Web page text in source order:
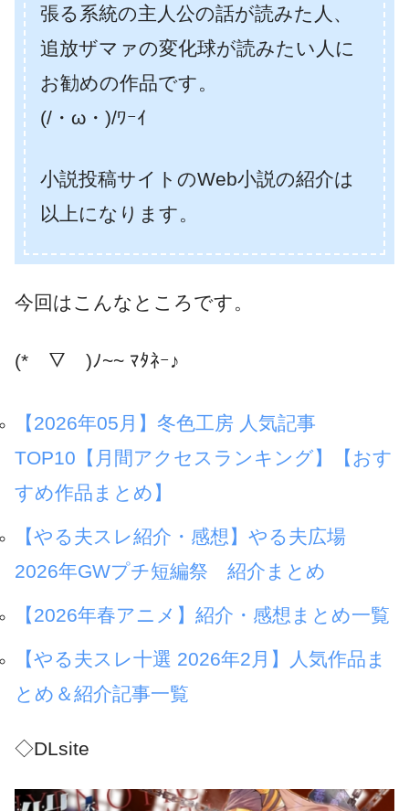
張る系統の主人公の話が読みた人、
追放ザマァの変化球が読みたい人に
お勧めの作品です。
(/・ω・)/ﾜｰｲ
小説投稿サイトのWeb小説の紹介は
以上になります。
今回はこんなところです。
(*￣▽￣)ﾉ~~ ﾏﾀﾈｰ♪
【2026年05月】冬色工房 人気記事
TOP10【月間アクセスランキング】【おす
すめ作品まとめ】
【やる夫スレ紹介・感想】やる夫広場
2026年GWプチ短編祭 紹介まとめ
【2026年春アニメ】紹介・感想まとめ一覧
【やる夫スレ十選 2026年2月】人気作品ま
とめ＆紹介記事一覧
◇DLsite